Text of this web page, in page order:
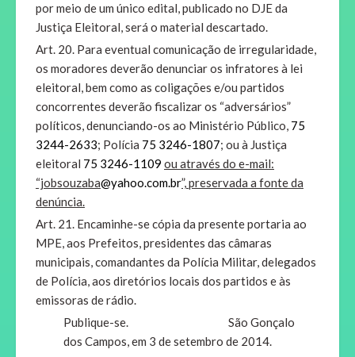
por meio de um único edital, publicado no DJE da
Justiça Eleitoral, será o material descartado.
Art. 20. Para eventual comunicação de irregularidade,
os moradores deverão denunciar os infratores à lei
eleitoral, bem como as coligações e/ou partidos
concorrentes deverão fiscalizar os “adversários”
políticos, denunciando-os ao Ministério Público, 75
3244-2633; Polícia 75 3246-1807; ou à Justiça
eleitoral 75 3246-1109 ou através do e-mail:
“jobsouzaba@yahoo.com.br”, preservada a fonte da
denúncia.
Art. 21. Encaminhe-se cópia da presente portaria ao
MPE, aos Prefeitos, presidentes das câmaras
municipais, comandantes da Polícia Militar, delegados
de Polícia, aos diretórios locais dos partidos e às
emissoras de rádio.
Publique-se. São Gonçalo
dos Campos, em 3 de setembro de 2014.